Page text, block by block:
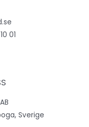
01
Sverige